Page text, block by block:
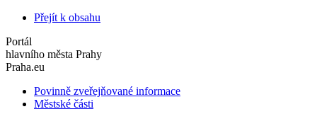
Přejít k obsahu
Portál
hlavního města Prahy
Praha.eu
Povinně zveřejňované informace
Městské části